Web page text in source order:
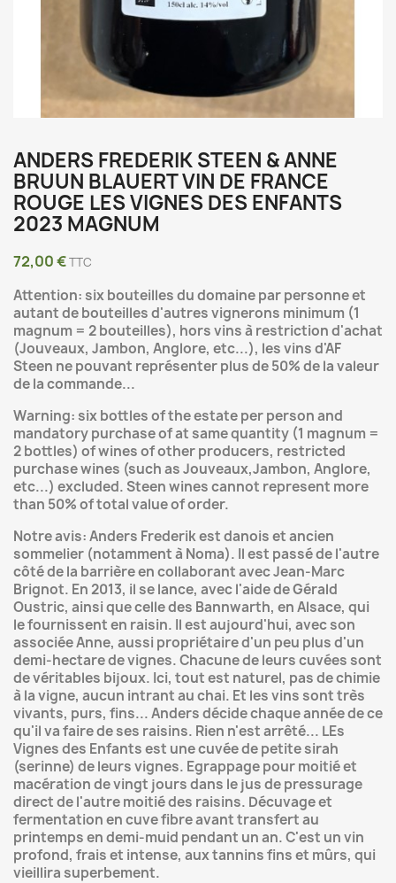
ANDERS FREDERIK STEEN & ANNE
BRUUN BLAUERT VIN DE FRANCE
ROUGE LES VIGNES DES ENFANTS
2023 MAGNUM
72,00 €TTC
Attention: six bouteilles du domaine par personne et
autant de bouteilles d'autres vignerons minimum (1
magnum = 2 bouteilles), hors vins à restriction d'achat
(Jouveaux, Jambon, Anglore, etc...), les vins d'AF
Steen ne pouvant représenter plus de 50% de la valeur
de la commande...
Warning: six bottles of the estate per person and
mandatory purchase of at same quantity (1 magnum =
2 bottles) of wines of other producers, restricted
purchase wines (such as Jouveaux,Jambon, Anglore,
etc...) excluded. Steen wines cannot represent more
than 50% of total value of order.
Notre avis: Anders Frederik est danois et ancien
sommelier (notamment à Noma). Il est passé de l'autre
côté de la barrière en collaborant avec Jean-Marc
Brignot. En 2013, il se lance, avec l'aide de Gérald
Oustric, ainsi que celle des Bannwarth, en Alsace, qui
le fournissent en raisin. Il est aujourd'hui, avec son
associée Anne, aussi propriétaire d'un peu plus d'un
demi-hectare de vignes. Chacune de leurs cuvées sont
de véritables bijoux. Ici, tout est naturel, pas de chimie
à la vigne, aucun intrant au chai. Et les vins sont très
vivants, purs, fins... Anders décide chaque année de ce
qu'il va faire de ses raisins. Rien n'est arrêté... LEs
Vignes des Enfants est une cuvée de petite sirah
(serinne) de leurs vignes. Egrappage pour moitié et
macération de vingt jours dans le jus de pressurage
direct de l'autre moitié des raisins. Décuvage et
fermentation en cuve fibre avant transfert au
printemps en demi-muid pendant un an. C'est un vin
profond, frais et intense, aux tannins fins et mûrs, qui
vieillira superbement.